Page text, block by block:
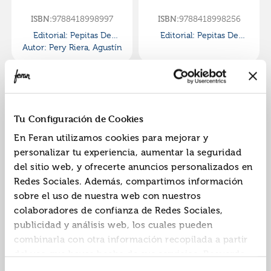
Tu Configuración de Cookies
En Feran utilizamos cookies para mejorar y
personalizar tu experiencia, aumentar la seguridad
del sitio web, y ofrecerte anuncios personalizados en
Redes Sociales. Además, compartimos información
sobre el uso de nuestra web con nuestros
colaboradores de confianza de Redes Sociales,
publicidad y análisis web, los cuales pueden
combinarla con otra información recopilada a partir
ISBN:9788418998997
Editorial: Pepitas De
Calabaza
Autor: Pery Riera, Agustín
ISBN:9788418998256
Editorial: Pepitas De
Yeguas exhaustas
ISBN:9788418998263
Editorial:Pepitas De
Calabaza
Autor:Collado Cabrera,
Los seres queridos
ISBN:9788418998270
Editorial:Pepitas De
Calabaza
Autor:Alacid López,